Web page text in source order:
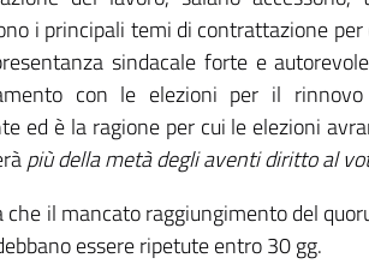
i principali temi di contrattazione
sindacale forte e
con le elezioni per il
ed è la ragione per cui le elezioni
più della metà degli aventi diritto al
che il mancato raggiungimento del
essere ripetute entro 30 gg.